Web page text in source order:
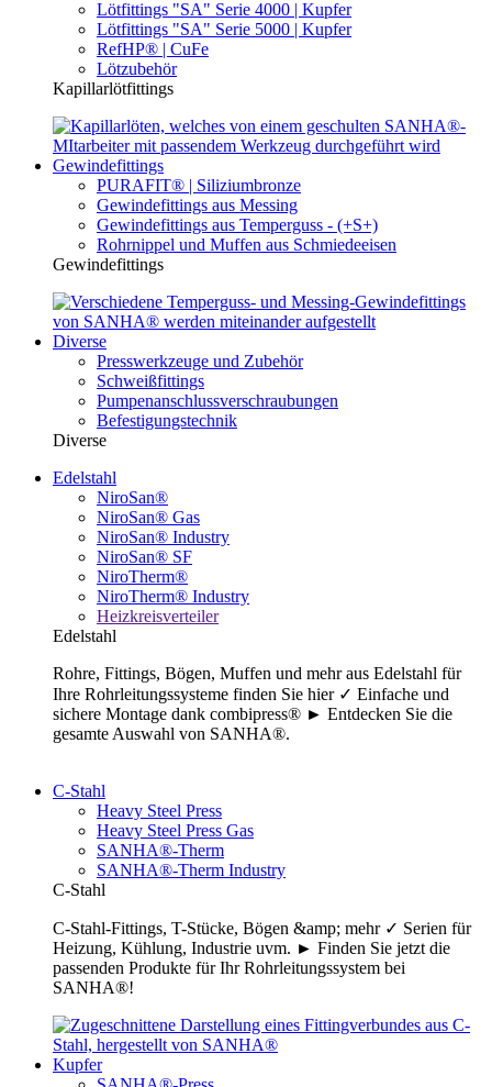
Lötfittings "SA" Serie 4000 | Kupfer
Lötfittings "SA" Serie 5000 | Kupfer
RefHP® | CuFe
Lötzubehör
Kapillarlötfittings
Gewindefittings
PURAFIT® | Siliziumbronze
Gewindefittings aus Messing
Gewindefittings aus Temperguss - (+S+)
Rohrnippel und Muffen aus Schmiedeeisen
Gewindefittings
Diverse
Presswerkzeuge und Zubehör
Schweißfittings
Pumpenanschlussverschraubungen
Befestigungstechnik
Diverse
Edelstahl
NiroSan®
NiroSan® Gas
NiroSan® Industry
NiroSan® SF
NiroTherm®
NiroTherm® Industry
Heizkreisverteiler
Edelstahl
Rohre, Fittings, Bögen, Muffen und mehr aus Edelstahl für
Ihre Rohrleitungssysteme finden Sie hier ✓ Einfache und
sichere Montage dank combipress® ► Entdecken Sie die
gesamte Auswahl von SANHA®.
C-Stahl
Heavy Steel Press
Heavy Steel Press Gas
SANHA®-Therm
SANHA®-Therm Industry
C-Stahl
C-Stahl-Fittings, T-Stücke, Bögen &amp; mehr ✓ Serien für
Heizung, Kühlung, Industrie uvm. ► Finden Sie jetzt die
passenden Produkte für Ihr Rohrleitungssystem bei
SANHA®!
Kupfer